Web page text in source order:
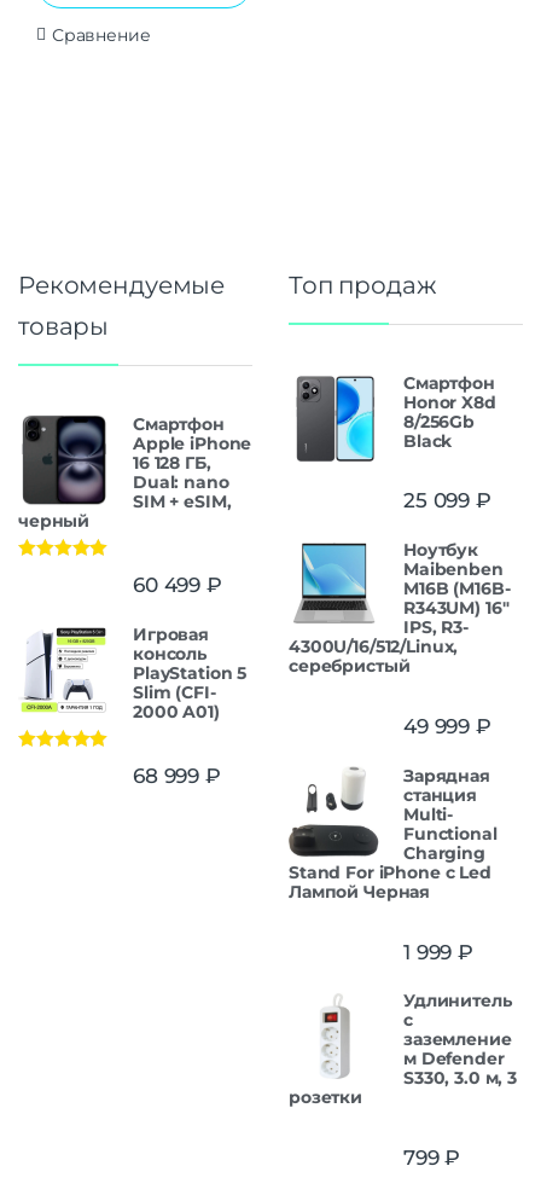
Сравнение
Рекомендуемые
товары
Смартфон
Apple iPhone
16 128 ГБ,
Dual: nano
SIM + eSIM,
черный
60 499 ₽
Игровая
консоль
PlayStation 5
Slim (CFI-
2000 A01)
68 999 ₽
Топ продаж
Смартфон
Honor X8d
8/256Gb
Black
25 099 ₽
Ноутбук
Maibenben
M16B (M16B-
R343UM) 16"
IPS, R3-
4300U/16/512/Linux,
серебристый
49 999 ₽
Зарядная
станция
Multi-
Functional
Charging
Stand For iPhone с Led
Лампой Черная
1 999 ₽
Удлинитель
с
заземление
м Defender
S330, 3.0 м, 3
розетки
799₽